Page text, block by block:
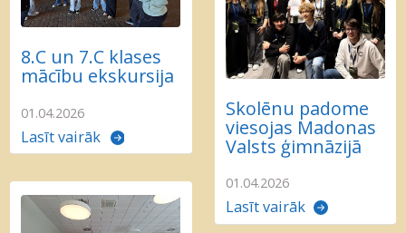
8.C un 7.C klases
mācību ekskursija
01.04.2026
Lasīt vairāk
Skolēnu padome
viesojas Madonas
Valsts ģimnāzijā
01.04.2026
Lasīt vairāk